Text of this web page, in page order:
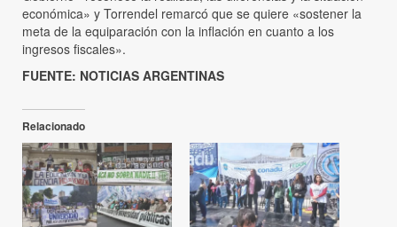
económica» y Torrendel remarcó que se quiere «sostener la
meta de la equiparación con la inflación en cuanto a los
ingresos fiscales».
FUENTE: NOTICIAS ARGENTINAS
Relacionado